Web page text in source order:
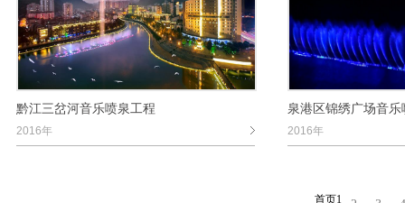
黔江三岔河音乐喷泉工程
2016年
泉港区锦绣广场音乐
2016年
首页1